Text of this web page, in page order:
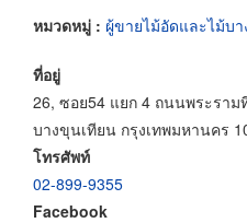
หมวดหมู่ : ผู้ขายไม้อัดและไม้บา
ที่อยู่
26, ซอย54 แยก 4 ถนนพระรา
บางขุนเทียน กรุงเทพมหานคร
โทรศัพท์
02-899-9355
Facebook